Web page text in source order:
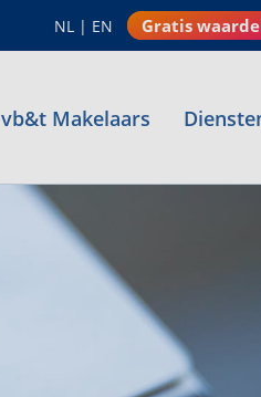
NL | EN Gratis
vb&t Makelaars